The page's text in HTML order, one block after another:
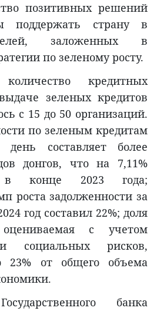
позитивных решений
поддержать страну в
заложенных в
по зеленому росту.
кредитных
зеленых кредитов
с 15 до 50 организаций.
по зеленым кредитам
составляет более
донгов, что на 7,11%
конце 2023 года;
роста задолженности за
год составил 22%; доля
оцениваемая с учетом
и социальных рисков,
23% от общего объема
банка